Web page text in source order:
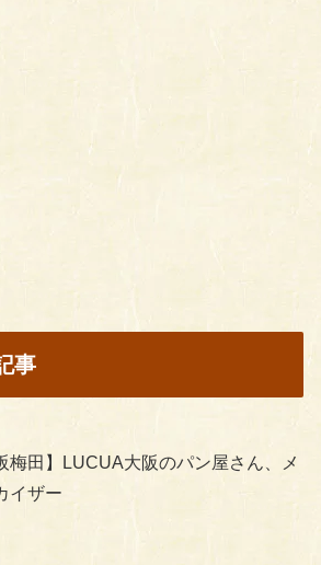
事
梅田】LUCUA大阪のパン屋さん、メ
イザー